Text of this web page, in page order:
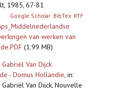
1985, 67-81
Google Scholar BibTex RTF
van werken van
(1.99 MB)
Gabriël Van Dijck
- Domus Hollandie, in:
Van Dijck, Nouvelle